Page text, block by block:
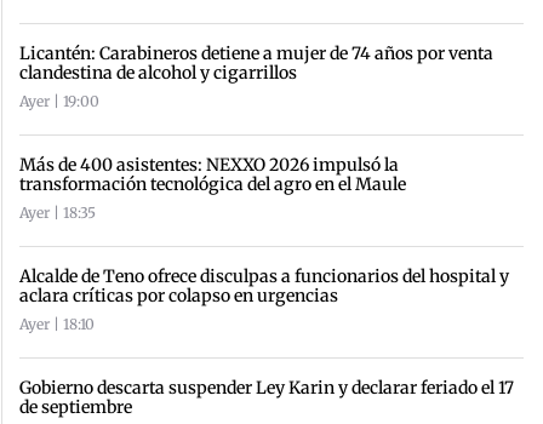
Licantén: Carabineros detiene a mujer de 74 años por venta
clandestina de alcohol y cigarrillos
Ayer | 19:00
Más de 400 asistentes: NEXXO 2026 impulsó la
transformación tecnológica del agro en el Maule
Ayer | 18:35
Alcalde de Teno ofrece disculpas a funcionarios del hospital y
aclara críticas por colapso en urgencias
Ayer | 18:10
Gobierno descarta suspender Ley Karin y declarar feriado el 17
de septiembre